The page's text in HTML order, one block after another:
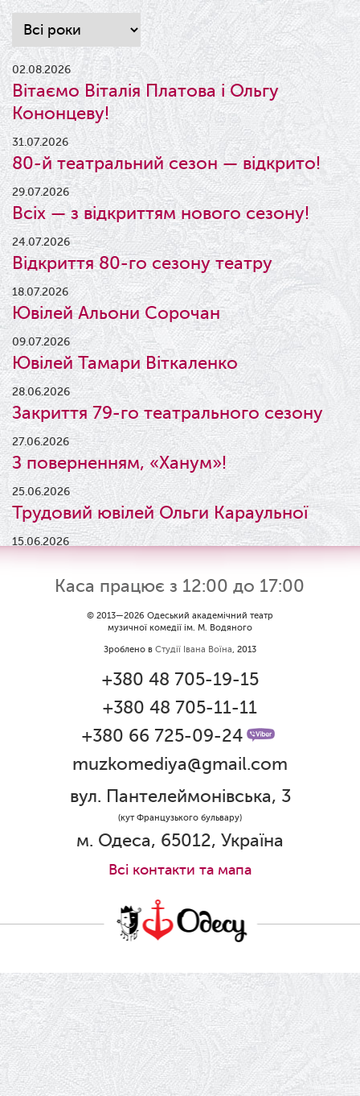
02.08.2026
Вітаємо Віталія Платова і Ольгу
Кононцеву!
31.07.2026
80-й театральний сезон — відкрито!
29.07.2026
Всіх — з відкриттям нового сезону!
24.07.2026
Відкриття 80-го сезону театру
18.07.2026
Ювілей Альони Сорочан
09.07.2026
Ювілей Тамари Віткаленко
28.06.2026
Закриття 79-го театрального сезону
27.06.2026
З поверненням, «Ханум»!
25.06.2026
Трудовий ювілей Ольги Караульної
15.06.2026
Результати конкурсу
09.06.2026
Вітаємо Ірину Візіренко з
народженням дівчинки!
Дякуємо за свято!
Графік роботи каси 1 червня
Ювілей Олени Редько
Ювілей Станіслава Зайцева
18.05.2026
Шукаємо інженерів і техніків
17.05.2026
Ювілей Валентини Бородіної
13.05.2026
Каса працює з 12:00 до 17:00
© 2013—2026 Одеський академічний театр
музичної комедії ім. М. Водяного
Зроблено в Студії Івана Воїна, 2013
+380 48 705-19-15
+380 48 705-11-11
+380 66 725-09-24
muzkomediya@gmail.com
вул. Пантелеймонівська, 3
(кут Французького бульвару)
м. Одеса, 65012, Україна
Всi контакти та мапа